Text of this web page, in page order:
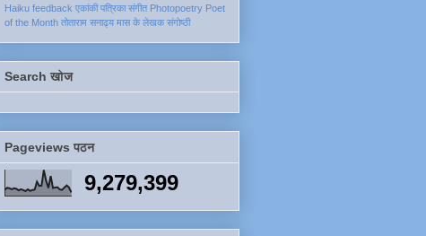
Haiku feedback एकांकी पत्रिका संगीत Photopoetry Poet
of the Month तोताराम सनाढ्य मास के लेखक संगोष्ठी
Search खोज
Pageviews पठन
9,279,399